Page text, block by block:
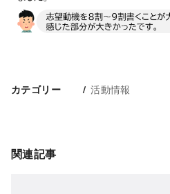
カテゴリー 活動情報
関連記事